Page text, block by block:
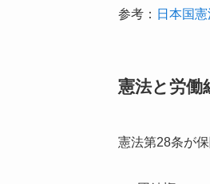
参考： 日本国
憲法と労働
憲法第28条が